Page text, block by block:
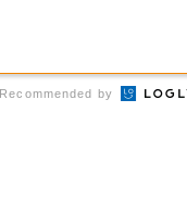
Recommended by